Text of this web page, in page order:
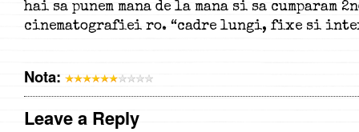
hai sa punem mana de la mana si sa cumparam
cinematografiei ro. “cadre lungi, fixe si
Nota:
Leave a Reply